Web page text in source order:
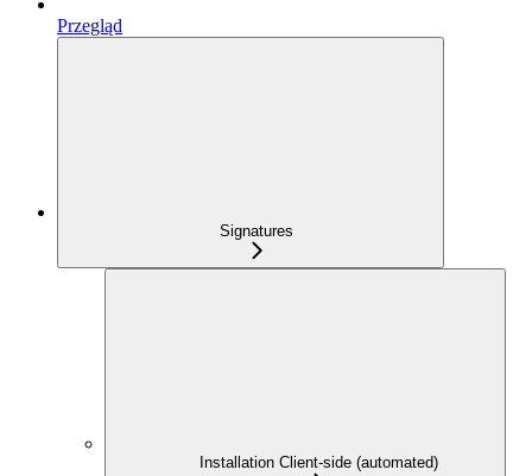
Przegląd
Signatures
Installation Client-side (automated)